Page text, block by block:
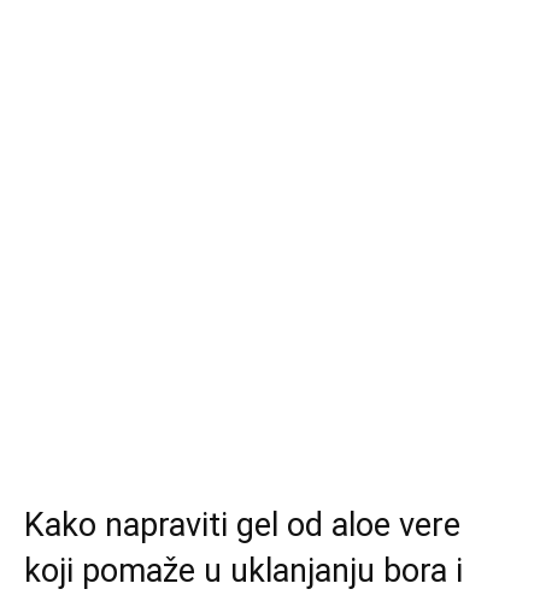
Kako napraviti gel od aloe vere
koji pomaže u uklanjanju bora i